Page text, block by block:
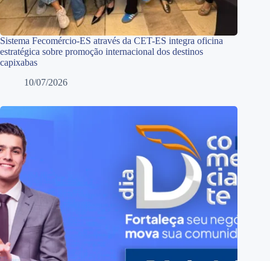
Sistema Fecomércio-ES através da CET-ES integra oficina
estratégica sobre promoção internacional dos destinos
capixabas
10/07/2026